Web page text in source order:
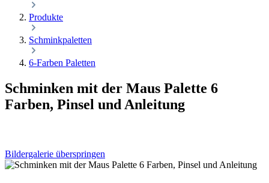
Produkte
Schminkpaletten
6-Farben Paletten
Schminken mit der Maus Palette 6
Farben, Pinsel und Anleitung
Bildergalerie überspringen